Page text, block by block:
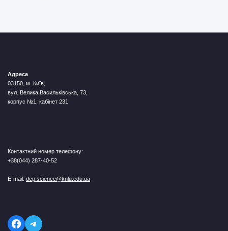
Адреса
03150, м. Київ,
вул. Велика Васильківська, 73,
корпус №1, кабінет 231
Контактний номер телефону:
+38(044) 287-40-52
E-mail: dep.science@knlu.edu.ua
Telegram